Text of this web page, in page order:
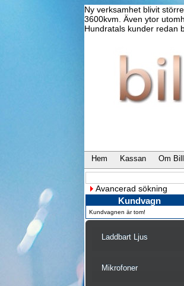
Ny verksamhet blivit
3600kvm. Även ytor
Hundratals kunder redan
Hem Kassan Om
Avancerad sökning
Kundvagn
Kundvagnen är tom!
Laddbart Ljus
Mikrofoner